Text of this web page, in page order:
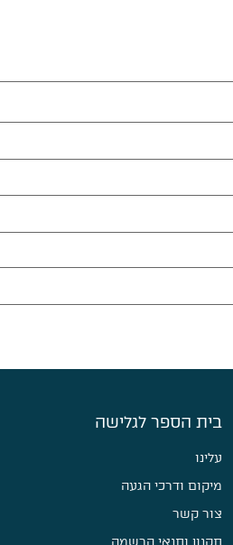
בית הספר לגלישה
עלינו
מיקום ודרכי הגעה
צור קשר
תקנון ותנאי הרשמה